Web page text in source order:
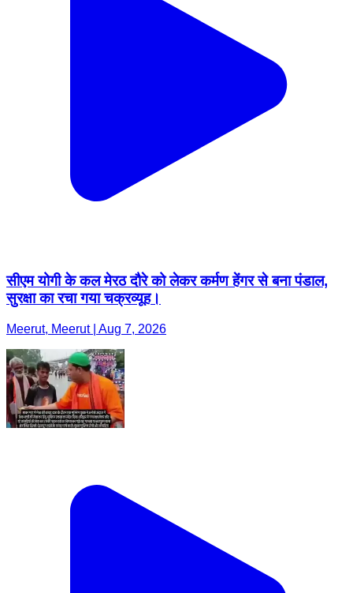
सीएम योगी के कल मेरठ दौरे को लेकर कर्मण हेंगर से बना पंडाल,
सुरक्षा का रचा गया चक्रव्यूह।
Meerut, Meerut | Aug 7, 2026